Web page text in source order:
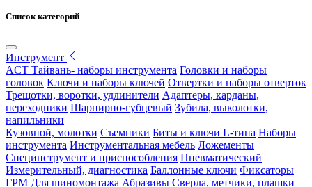
Список категорий
Инструмент
ACT Тайвань- наборы инструмента Головки и наборы
головок Ключи и наборы ключей Отвертки и наборы отверток
Трещотки, воротки, удлинители Адаптеры, карданы,
переходники Шарнирно-губцевый Зубила, выколотки,
напильники
Кузовной, молотки Съемники Биты и ключи L-типа Наборы
инструмента Инструментальная мебель Ложементы
Специнструмент и приспособления Пневматический
Измерительный, диагностика Баллонные ключи Фиксаторы
ГРМ Для шиномонтажа Абразивы Сверла, метчики, плашки